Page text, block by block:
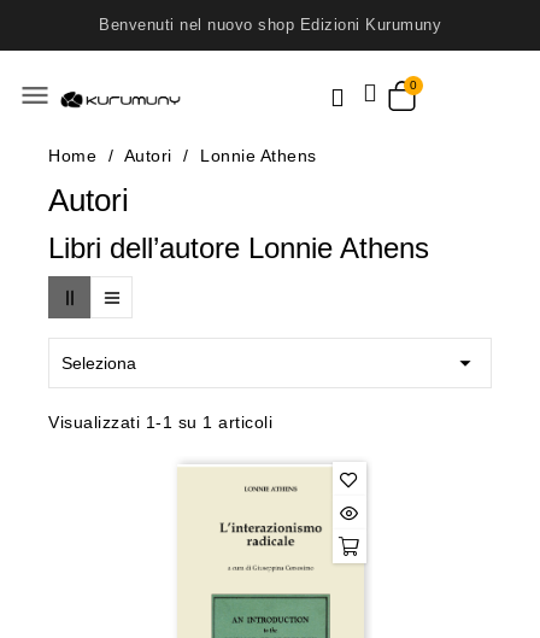
Benvenuti nel nuovo shop Edizioni Kurumuny
menu
Home Autori Lonnie Athens
Autori
Libri dell’autore Lonnie Athens
Seleziona 
Visualizzati 1-1 su 1 articoli